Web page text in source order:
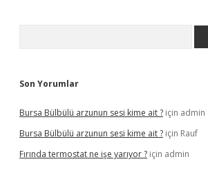
Son Yorumlar
Bursa Bülbülü arzunun sesi kime ait ? için admin
Bursa Bülbülü arzunun sesi kime ait ? için Rauf
Fırında termostat ne işe yarıyor ? için admin